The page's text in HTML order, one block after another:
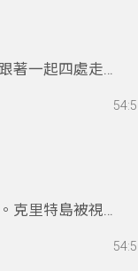
著一起四處走走
克里特島被視為
夾帶神話，夾帶